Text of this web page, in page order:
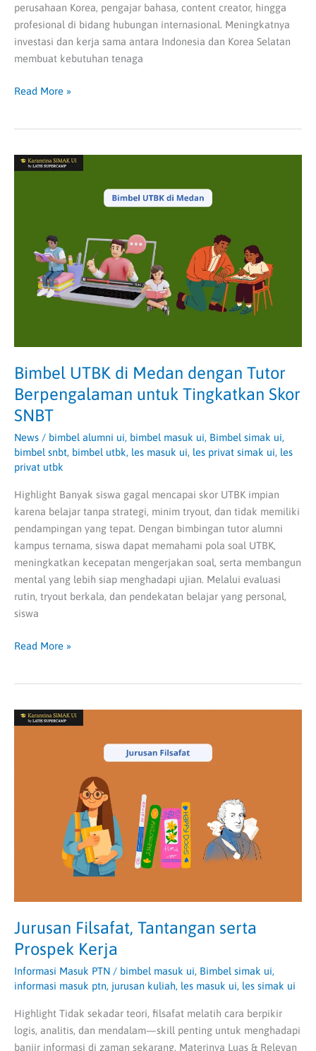
perusahaan Korea, pengajar bahasa, content creator, hingga
profesional di bidang hubungan internasional. Meningkatnya
investasi dan kerja sama antara Indonesia dan Korea Selatan
membuat kebutuhan tenaga
Read More »
Bimbel UTBK di Medan dengan Tutor
Berpengalaman untuk Tingkatkan Skor
SNBT
News / bimbel alumni ui, bimbel masuk ui, Bimbel simak ui,
bimbel snbt, bimbel utbk, les masuk ui, les privat simak ui, les
privat utbk
Highlight Banyak siswa gagal mencapai skor UTBK impian
karena belajar tanpa strategi, minim tryout, dan tidak memiliki
pendampingan yang tepat. Dengan bimbingan tutor alumni
kampus ternama, siswa dapat memahami pola soal UTBK,
meningkatkan kecepatan mengerjakan soal, serta membangun
mental yang lebih siap menghadapi ujian. Melalui evaluasi
rutin, tryout berkala, dan pendekatan belajar yang personal,
siswa
Bimbel
Berpengalaman
untuk
Tingkatkan
Read More »
Jurusan Filsafat, Tantangan serta
Prospek Kerja
Informasi Masuk PTN / bimbel masuk ui, Bimbel simak ui,
informasi masuk ptn, jurusan kuliah, les masuk ui, les simak ui
Highlight Tidak sekadar teori, filsafat melatih cara berpikir
logis, analitis, dan mendalam—skill penting untuk menghadapi
banjir informasi di zaman sekarang. Materinya Luas & Relevan
Jurusan